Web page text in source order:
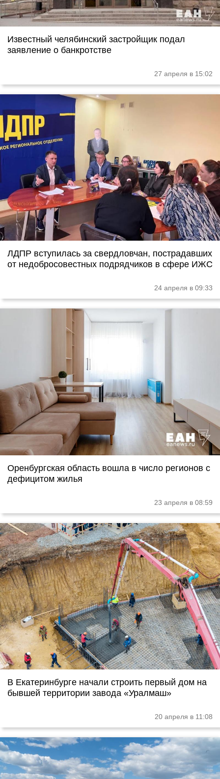
Известный челябинский застройщик подал
заявление о банкротстве
27 апреля в 15:02
ЛДПР вступилась за свердловчан, пострадавших
от недобросовестных подрядчиков в сфере ИЖС
24 апреля в 09:33
Оренбургская область вошла в число регионов с
дефицитом жилья
23 апреля в 08:59
В Екатеринбурге начали строить первый дом на
бывшей территории завода «Уралмаш»
20 апреля в 11:08